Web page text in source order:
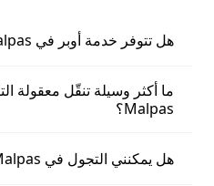
هل تتوفر خدمة أوبر في Malpas؟
ما أكثر وسيلة تنقّل معقولة
Malpas؟
هل يمكنني التجول في Malpas بدون سيارة؟